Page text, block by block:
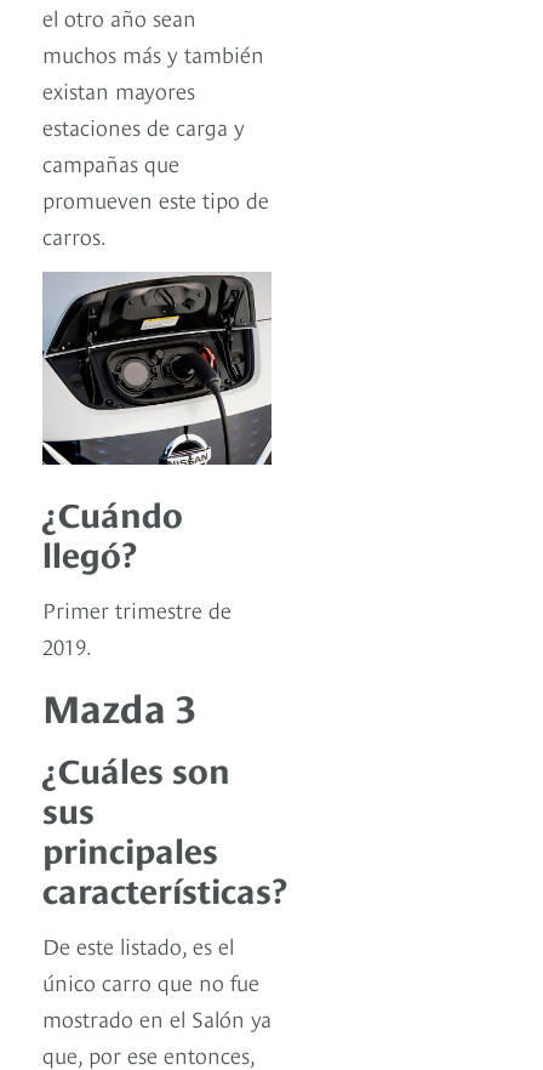
el otro año sean
muchos más y también
existan mayores
estaciones de carga y
campañas que
promueven este tipo de
carros.
¿Cuándo
llegó?
Primer trimestre de
2019.
Mazda 3
¿Cuáles son
sus
principales
características?
De este listado, es el
único carro que no fue
mostrado en el Salón ya
que, por ese entonces,